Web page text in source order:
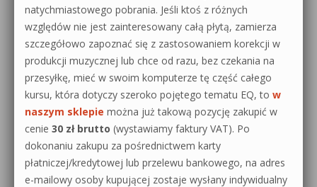
Wyszukiwanie
natychmiastowego pobrania. Jeśli ktoś z różnych
względów nie jest zainteresowany całą płytą, zamierza
szczegółowo zapoznać się z zastosowaniem korekcji w
produkcji muzycznej lub chce od razu, bez czekania na
przesyłkę, mieć w swoim komputerze tę część całego
kursu, która dotyczy szeroko pojętego tematu EQ, to w
naszym sklepie można już takową pozycję zakupić w
cenie 30 zł brutto (wystawiamy faktury VAT). Po
dokonaniu zakupu za pośrednictwem karty
płatniczej/kredytowej lub przelewu bankowego, na adres
e-mailowy osoby kupującej zostaje wysłany indywidualny